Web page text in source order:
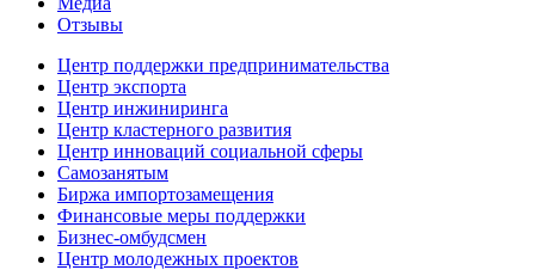
Отзывы
Центр поддержки предпринимательства
Центр экспорта
Центр инжиниринга
Центр кластерного развития
Центр инноваций социальной сферы
Cамозанятым
Биржа импортозамещения
Финансовые меры поддержки
Бизнес-омбудсмен
Центр молодежных проектов